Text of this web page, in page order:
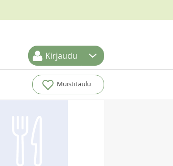
Kirjaudu
Muistitaulu